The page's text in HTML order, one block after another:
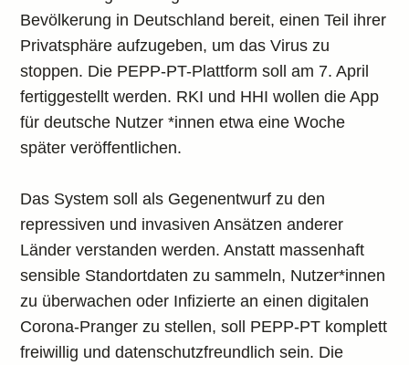
Bevölkerung in Deutschland bereit, einen Teil ihrer
Privatsphäre aufzugeben, um das Virus zu
stoppen. Die PEPP-PT-Plattform soll am 7. April
fertiggestellt werden. RKI und HHI wollen die App
für deutsche Nutzer *innen etwa eine Woche
später veröffentlichen.
Das System soll als Gegenentwurf zu den
repressiven und invasiven Ansätzen anderer
Länder verstanden werden. Anstatt massenhaft
sensible Standortdaten zu sammeln, Nutzer*innen
zu überwachen oder Infizierte an einen digitalen
Corona-Pranger zu stellen, soll PEPP-PT komplett
freiwillig und datenschutzfreundlich sein. Die